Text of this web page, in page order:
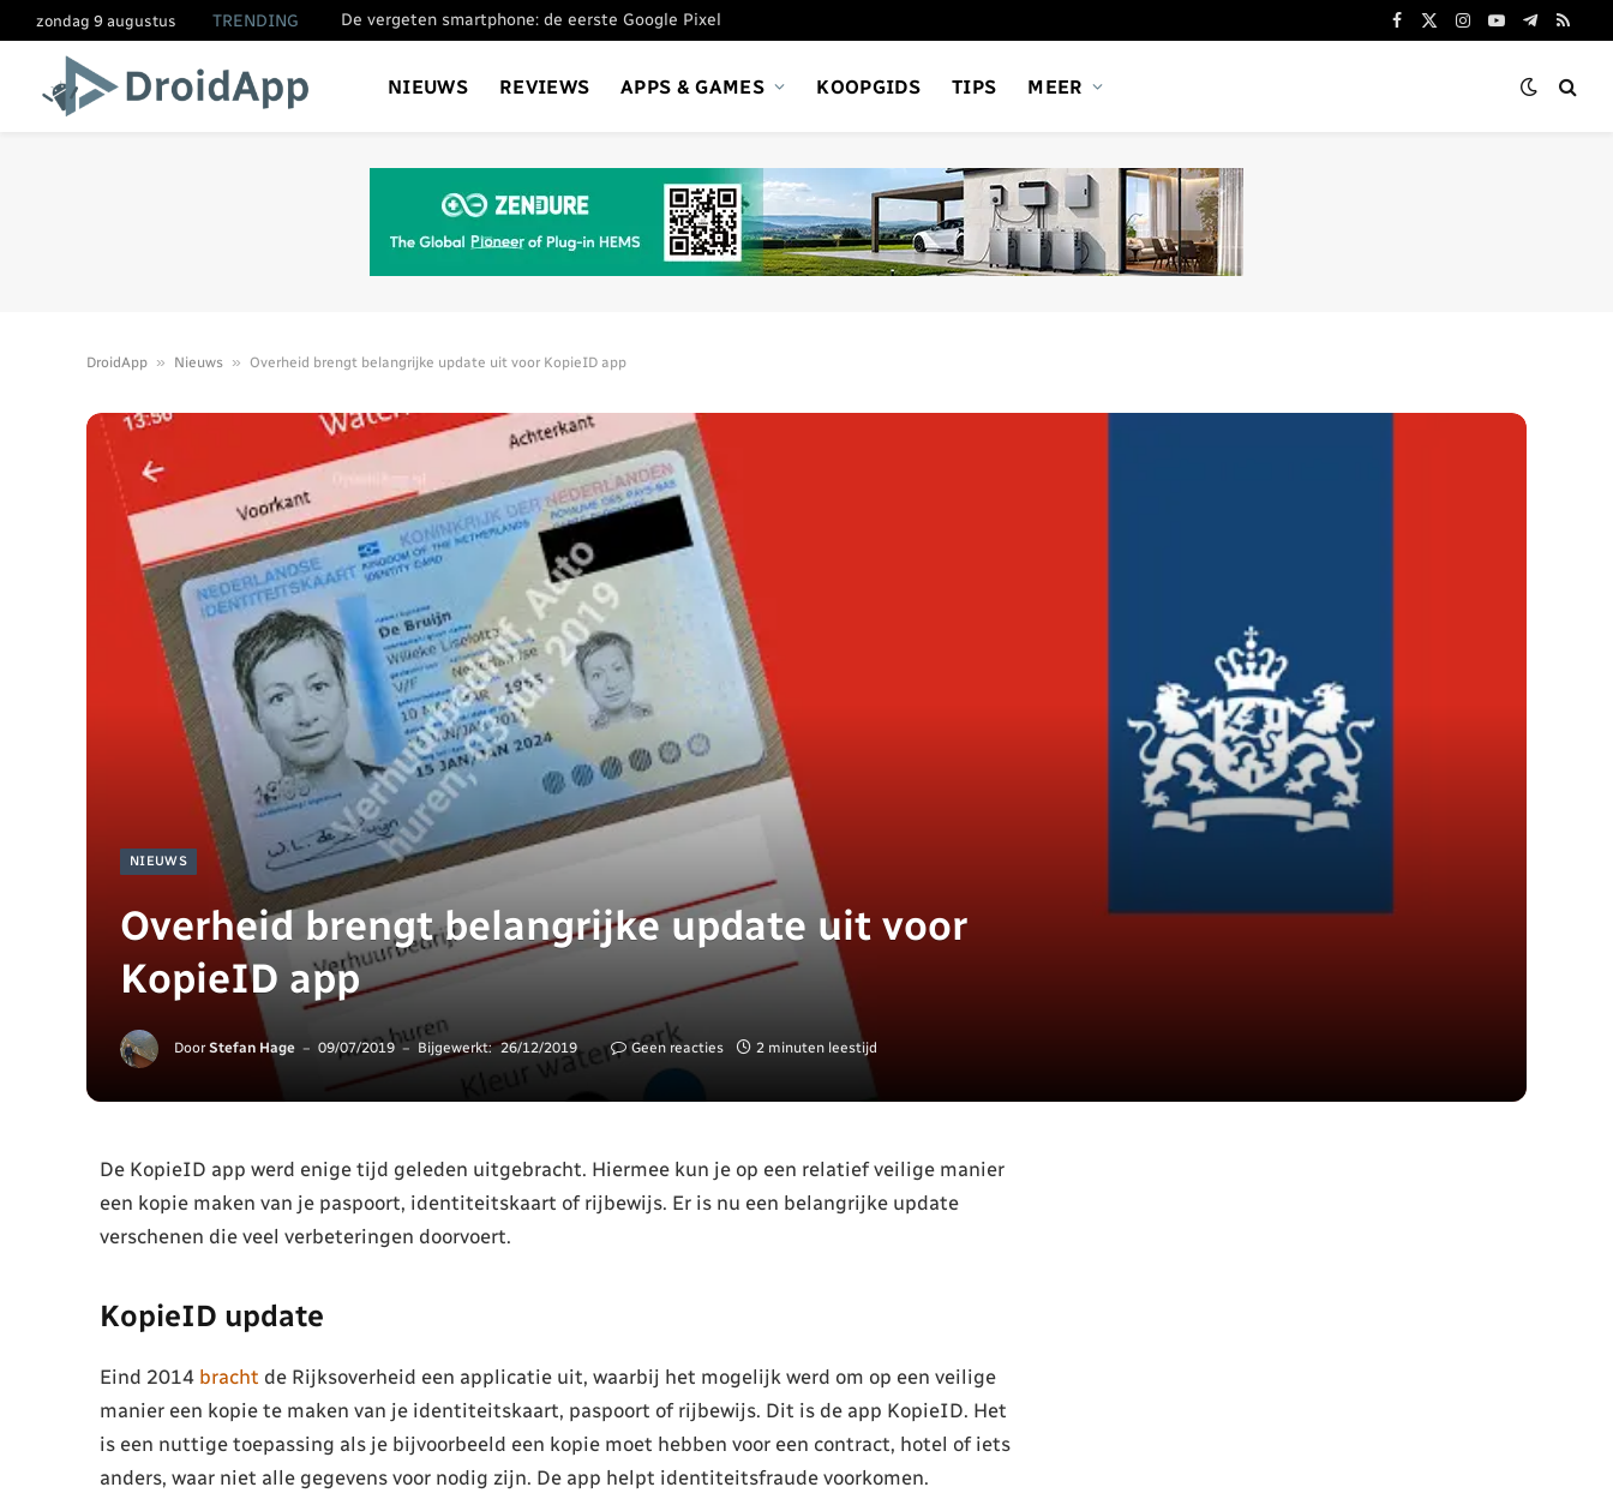
zondag 9 augustus TRENDING De vergeten smartphone: de eerste Google Pixel
Facebook
X
Instagram
YouTube
Telegram
RSS
NIEUWS REVIEWS APPS & GAMES KOOPGIDS TIPS MEER
DroidApp » Nieuws » Overheid brengt belangrijke update uit voor KopieID app
NIEUWS
Overheid brengt belangrijke update uit voor
KopieID app
Door Stefan Hage 09/07/2019 Bijgewerkt: 26/12/2019 Geen reacties 2 minuten leestijd
De KopieID app werd enige tijd geleden uitgebracht. Hiermee kun je op een relatief veilige manier
een kopie maken van je paspoort, identiteitskaart of rijbewijs. Er is nu een belangrijke update
verschenen die veel verbeteringen doorvoert.
KopieID update
Eind 2014 bracht de Rijksoverheid een applicatie uit, waarbij het mogelijk werd om op een veilige
manier een kopie te maken van je identiteitskaart, paspoort of rijbewijs. Dit is de app KopieID. Het
is een nuttige toepassing als je bijvoorbeeld een kopie moet hebben voor een contract, hotel of iets
anders, waar niet alle gegevens voor nodig zijn. De app helpt identiteitsfraude voorkomen.